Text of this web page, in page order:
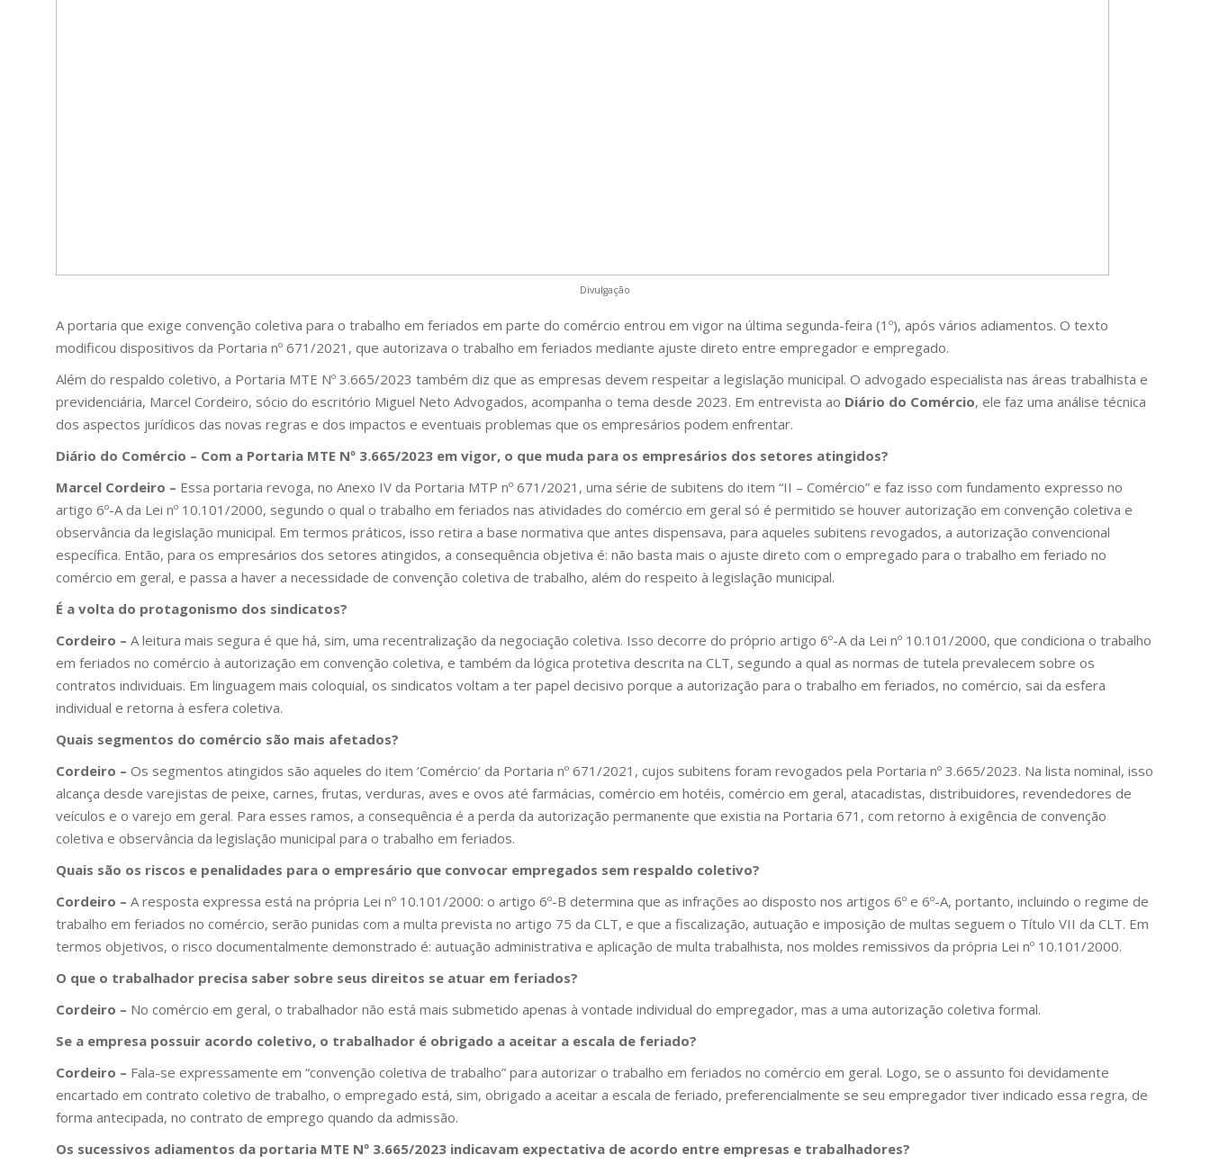
Divulgação
A portaria que exige convenção coletiva para o trabalho em feriados em parte do comércio entrou em vigor na última segunda-feira (1º), após vários adiamentos. O texto
modificou dispositivos da Portaria nº 671/2021, que autorizava o trabalho em feriados mediante ajuste direto entre empregador e empregado.
Além do respaldo coletivo, a Portaria MTE Nº 3.665/2023 também diz que as empresas devem respeitar a legislação municipal. O advogado especialista nas áreas trabalhista e
previdenciária, Marcel Cordeiro, sócio do escritório Miguel Neto Advogados, acompanha o tema desde 2023. Em entrevista ao Diário do Comércio, ele faz uma análise técnica
dos aspectos jurídicos das novas regras e dos impactos e eventuais problemas que os empresários podem enfrentar.
Diário do Comércio – Com a Portaria MTE Nº 3.665/2023 em vigor, o que muda para os empresários dos setores atingidos?
Marcel Cordeiro – Essa portaria revoga, no Anexo IV da Portaria MTP nº 671/2021, uma série de subitens do item “II – Comércio” e faz isso com fundamento expresso no
artigo 6º-A da Lei nº 10.101/2000, segundo o qual o trabalho em feriados nas atividades do comércio em geral só é permitido se houver autorização em convenção coletiva e
observância da legislação municipal. Em termos práticos, isso retira a base normativa que antes dispensava, para aqueles subitens revogados, a autorização convencional
específica. Então, para os empresários dos setores atingidos, a consequência objetiva é: não basta mais o ajuste direto com o empregado para o trabalho em feriado no
comércio em geral, e passa a haver a necessidade de convenção coletiva de trabalho, além do respeito à legislação municipal.
É a volta do protagonismo dos sindicatos?
Cordeiro – A leitura mais segura é que há, sim, uma recentralização da negociação coletiva. Isso decorre do próprio artigo 6º-A da Lei nº 10.101/2000, que condiciona o trabalho
em feriados no comércio à autorização em convenção coletiva, e também da lógica protetiva descrita na CLT, segundo a qual as normas de tutela prevalecem sobre os
contratos individuais. Em linguagem mais coloquial, os sindicatos voltam a ter papel decisivo porque a autorização para o trabalho em feriados, no comércio, sai da esfera
individual e retorna à esfera coletiva.
Quais segmentos do comércio são mais afetados?
Cordeiro – Os segmentos atingidos são aqueles do item ‘Comércio’ da Portaria nº 671/2021, cujos subitens foram revogados pela Portaria nº 3.665/2023. Na lista nominal, isso
alcança desde varejistas de peixe, carnes, frutas, verduras, aves e ovos até farmácias, comércio em hotéis, comércio em geral, atacadistas, distribuidores, revendedores de
veículos e o varejo em geral. Para esses ramos, a consequência é a perda da autorização permanente que existia na Portaria 671, com retorno à exigência de convenção
coletiva e observância da legislação municipal para o trabalho em feriados.
Quais são os riscos e penalidades para o empresário que convocar empregados sem respaldo coletivo?
Cordeiro – A resposta expressa está na própria Lei nº 10.101/2000: o artigo 6º-B determina que as infrações ao disposto nos artigos 6º e 6º-A, portanto, incluindo o regime de
trabalho em feriados no comércio, serão punidas com a multa prevista no artigo 75 da CLT, e que a fiscalização, autuação e imposição de multas seguem o Título VII da CLT. Em
termos objetivos, o risco documentalmente demonstrado é: autuação administrativa e aplicação de multa trabalhista, nos moldes remissivos da própria Lei nº 10.101/2000.
O que o trabalhador precisa saber sobre seus direitos se atuar em feriados?
Cordeiro – No comércio em geral, o trabalhador não está mais submetido apenas à vontade individual do empregador, mas a uma autorização coletiva formal.
Se a empresa possuir acordo coletivo, o trabalhador é obrigado a aceitar a escala de feriado?
Cordeiro – Fala-se expressamente em “convenção coletiva de trabalho” para autorizar o trabalho em feriados no comércio em geral. Logo, se o assunto foi devidamente
encartado em contrato coletivo de trabalho, o empregado está, sim, obrigado a aceitar a escala de feriado, preferencialmente se seu empregador tiver indicado essa regra, de
forma antecipada, no contrato de emprego quando da admissão.
Os sucessivos adiamentos da portaria MTE Nº 3.665/2023 indicavam expectativa de acordo entre empresas e trabalhadores?